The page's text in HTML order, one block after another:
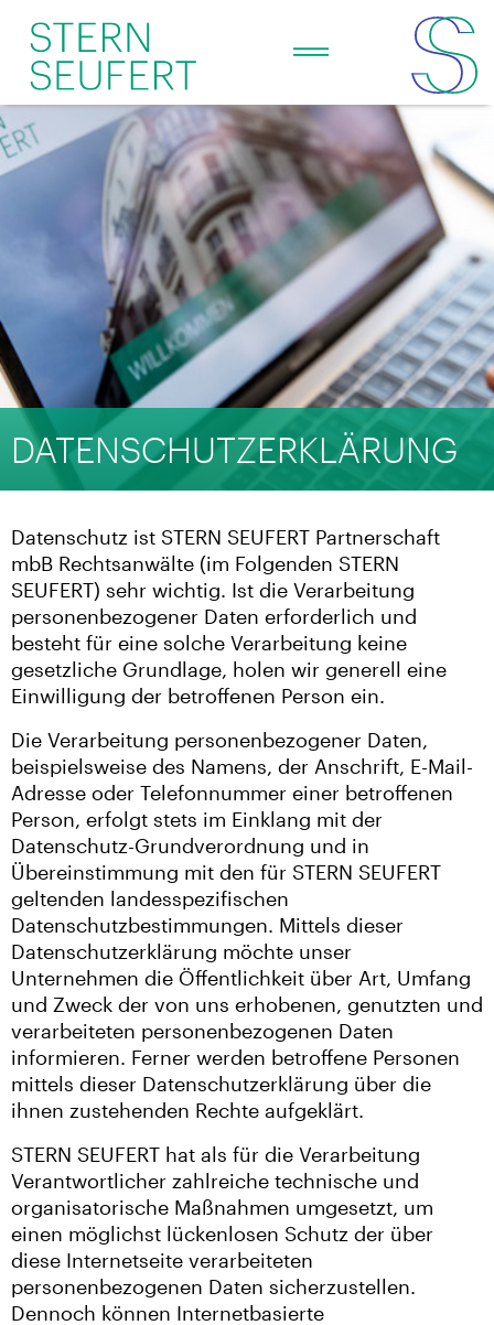
DATENSCHUTZERKLÄRUNG
Datenschutz ist STERN SEUFERT Partnerschaft
mbB Rechtsanwälte (im Folgenden STERN
SEUFERT) sehr wichtig. Ist die Verarbeitung
personenbezogener Daten erforderlich und
besteht für eine solche Verarbeitung keine
gesetzliche Grundlage, holen wir generell eine
Einwilligung der betroffenen Person ein.
Die Verarbeitung personenbezogener Daten,
beispielsweise des Namens, der Anschrift, E-Mail-
Adresse oder Telefonnummer einer betroffenen
Person, erfolgt stets im Einklang mit der
Datenschutz-Grundverordnung und in
Übereinstimmung mit den für STERN SEUFERT
geltenden landesspezifischen
Datenschutzbestimmungen. Mittels dieser
Datenschutzerklärung möchte unser
Unternehmen die Öffentlichkeit über Art, Umfang
und Zweck der von uns erhobenen, genutzten und
verarbeiteten personenbezogenen Daten
informieren. Ferner werden betroffene Personen
mittels dieser Datenschutzerklärung über die
ihnen zustehenden Rechte aufgeklärt.
STERN SEUFERT hat als für die Verarbeitung
Verantwortlicher zahlreiche technische und
organisatorische Maßnahmen umgesetzt, um
einen möglichst lückenlosen Schutz der über
diese Internetseite verarbeiteten
personenbezogenen Daten sicherzustellen.
Dennoch können Internetbasierte